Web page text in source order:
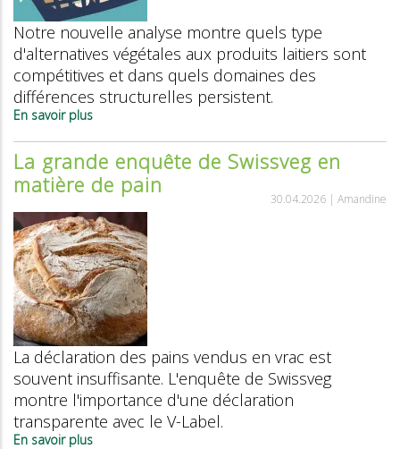
Notre nouvelle analyse montre quels type
d'alternatives végétales aux produits laitiers sont
compétitives et dans quels domaines des
différences structurelles persistent.
En savoir plus
des
prix
2026
:
comment
se
positionnent
les
alternatives
aux
produits
laitiers
face
à
la
concurrence
?
La grande enquête de Swissveg en
matière de pain
30.04.2026 | Amandine
La déclaration des pains vendus en vrac est
souvent insuffisante. L'enquête de Swissveg
montre l'importance d'une déclaration
transparente avec le V-Label.
En savoir plus